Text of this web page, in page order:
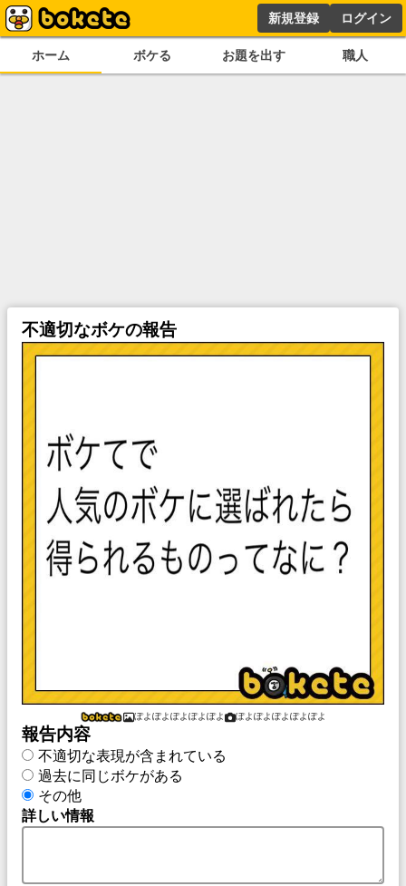
新規登録 ログイン
ホーム ボケる お題を出す 職人
不適切なボケの報告
ぽよぽよぽよぽよぽよ ぽよぽよぽよぽよぽよ
報告内容
不適切な表現が含まれている
過去に同じボケがある
その他
詳しい情報